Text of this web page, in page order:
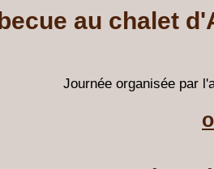
au chalet
Journée organisée par